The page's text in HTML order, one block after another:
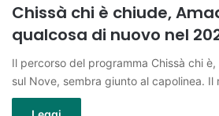
Chissà chi è chiude,
qualcosa di nuovo nel
Il percorso del programma Chissà chi
sul Nove, sembra giunto al capolinea.